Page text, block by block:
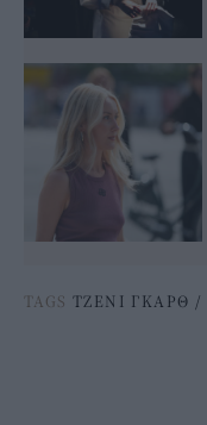
TAGS ΤΖΕΝΙ ΓΚΑΡΘ /